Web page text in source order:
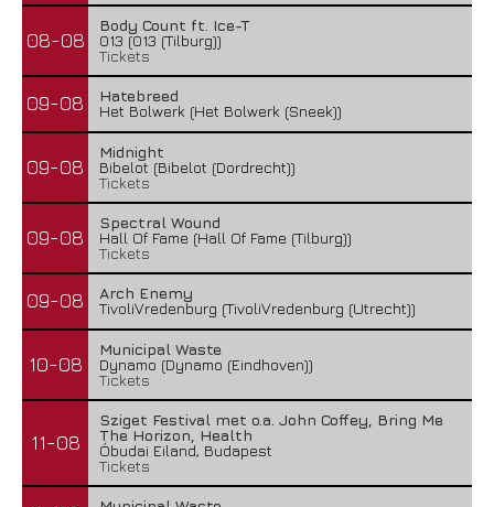
08-08
Body Count ft. Ice-T
013 (013 (Tilburg))
Tickets
09-08
Hatebreed
Het Bolwerk (Het Bolwerk (Sneek))
09-08
Midnight
Bibelot (Bibelot (Dordrecht))
Tickets
09-08
Spectral Wound
Hall Of Fame (Hall Of Fame (Tilburg))
Tickets
09-08
Arch Enemy
TivoliVredenburg (TivoliVredenburg (Utrecht))
10-08
Municipal Waste
Dynamo (Dynamo (Eindhoven))
Tickets
11-08
Sziget Festival met o.a. John Coffey, Bring Me
The Horizon, Health
Óbudai Eiland, Budapest
Tickets